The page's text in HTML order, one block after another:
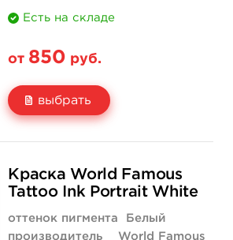
Есть на складе
от 850 руб.
выбрать
850 руб.
купить
1 400 руб.
купить
Краска World Famous
Tattoo Ink Portrait White
оттенок пигмента
Белый
производитель
World Famous